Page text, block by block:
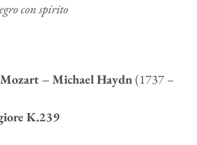
con spirito
–Michael Haydn(1737 –
K.239